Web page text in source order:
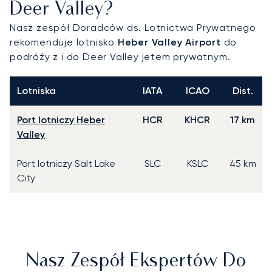
Deer Valley?
Nasz zespół Doradców ds. Lotnictwa Prywatnego
rekomenduje lotnisko Heber Valley Airport do
podróży z i do Deer Valley jetem prywatnym.
Lotniska IATA ICAO Dist.
Port lotniczy Heber
Valley
HCR KHCR 17 km
Port lotniczy Salt Lake
City
SLC KSLC 45 km
Nasz Zespół Ekspertów Do